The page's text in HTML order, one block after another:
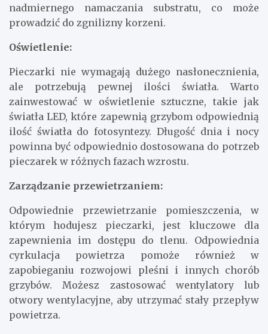
nadmiernego namaczania substratu, co może
prowadzić do zgnilizny korzeni.
Oświetlenie:
Pieczarki nie wymagają dużego nasłonecznienia,
ale potrzebują pewnej ilości światła. Warto
zainwestować w oświetlenie sztuczne, takie jak
światła LED, które zapewnią grzybom odpowiednią
ilość światła do fotosyntezy. Długość dnia i nocy
powinna być odpowiednio dostosowana do potrzeb
pieczarek w różnych fazach wzrostu.
Zarządzanie przewietrzaniem:
Odpowiednie przewietrzanie pomieszczenia, w
którym hodujesz pieczarki, jest kluczowe dla
zapewnienia im dostępu do tlenu. Odpowiednia
cyrkulacja powietrza pomoże również w
zapobieganiu rozwojowi pleśni i innych chorób
grzybów. Możesz zastosować wentylatory lub
otwory wentylacyjne, aby utrzymać stały przepływ
powietrza.